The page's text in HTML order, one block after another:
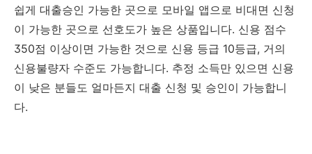
쉽게 대출승인 가능한 곳으로 모바일 앱으로 비대면 신청
이 가능한 곳으로 선호도가 높은 상품입니다. 신용 점수
350점 이상이면 가능한 것으로 신용 등급 10등급, 거의
신용불량자 수준도 가능합니다. 추정 소득만 있으면 신용
이 낮은 분들도 얼마든지 대출 신청 및 승인이 가능합니
다.